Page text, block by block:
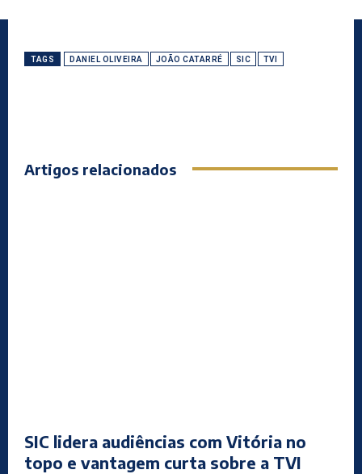
TAGS DANIEL OLIVEIRA JOÃO CATARRÉ SIC TVI
Artigos relacionados
SIC lidera audiências com Vitória no
topo e vantagem curta sobre a TVI